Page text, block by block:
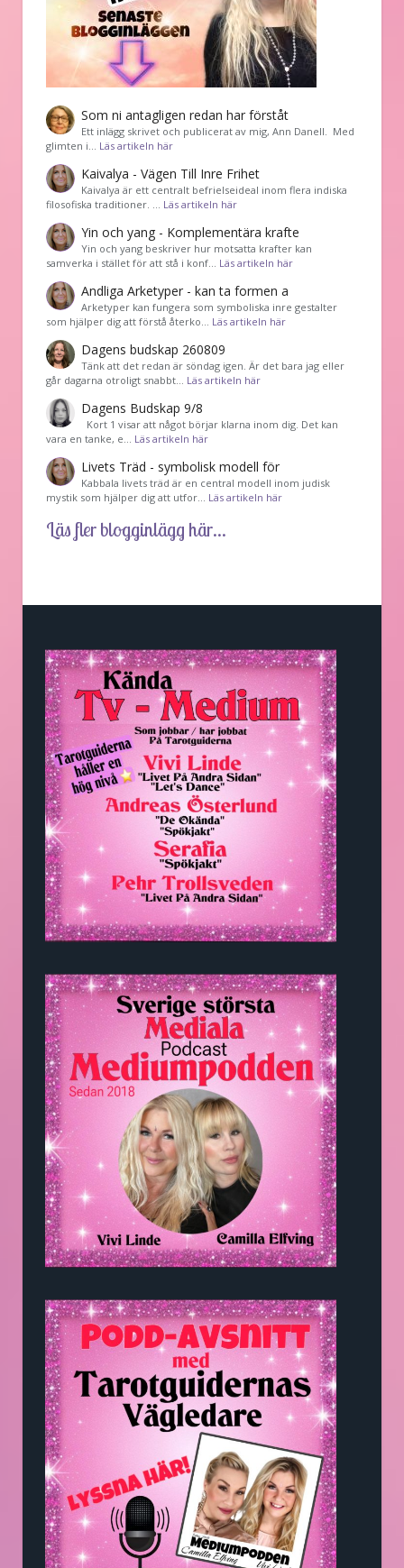
Som ni antagligen redan har förståt
Ett inlägg skrivet och publicerat av mig, Ann Danell. Med
glimten i… Läs artikeln här
Kaivalya - Vägen Till Inre Frihet
Kaivalya är ett centralt befrielseideal inom flera indiska
filosofiska traditioner. … Läs artikeln här
Yin och yang - Komplementära krafte
Yin och yang beskriver hur motsatta krafter kan
samverka i stället för att stå i konf… Läs artikeln här
Andliga Arketyper - kan ta formen a
Arketyper kan fungera som symboliska inre gestalter
som hjälper dig att förstå återko… Läs artikeln här
Dagens budskap 260809
Tänk att det redan är söndag igen. Är det bara jag eller
går dagarna otroligt snabbt… Läs artikeln här
Dagens Budskap 9/8
Kort 1 visar att något börjar klarna inom dig. Det kan
vara en tanke, e… Läs artikeln här
Livets Träd - symbolisk modell för
Kabbala livets träd är en central modell inom judisk
mystik som hjälper dig att utfor… Läs artikeln här
Läs fler blogginlägg här...